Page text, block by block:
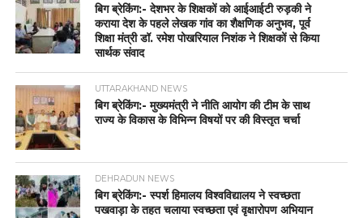
बिग ब्रेकिंग:- देशभर के शिक्षकों को आईआईटी रुड़की ने
कराया देश के पहले लेखक गांव का शैक्षणिक अनुभव, पूर्व
शिक्षा मंत्री डॉ. रमेश पोखरियाल निशंक ने शिक्षकों से किया
सार्थक संवाद
UTTARAKHAND NEWS
बिग ब्रेकिंग:- मुख्यमंत्री ने नीति आयोग की टीम के साथ
राज्य के विकास के विभिन्न विषयों पर की विस्तृत चर्चा
DEHRADUN NEWS
बिग ब्रेकिंग:- स्पर्श हिमालय विश्वविद्यालय ने स्वच्छता
पखवाड़ा के तहत चलाया स्वच्छता एवं वृक्षारोपण अभियान